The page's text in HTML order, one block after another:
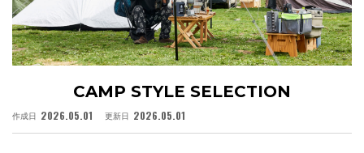
CAMP STYLE SELECTION
作成日 2026.05.01 更新日 2026.05.01